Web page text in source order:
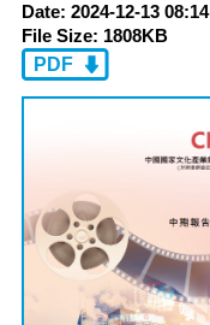
Date: 2024-12-13 08:14
File Size: 1808KB
PDF